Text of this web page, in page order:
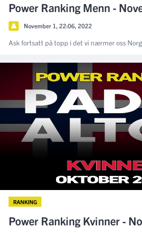
Power Ranking Menn -
👤 November 1, 22:06, 2022
Ask fortsatt på topp i det vi nærmer oss
RANKING
Power Ranking Kvinner -